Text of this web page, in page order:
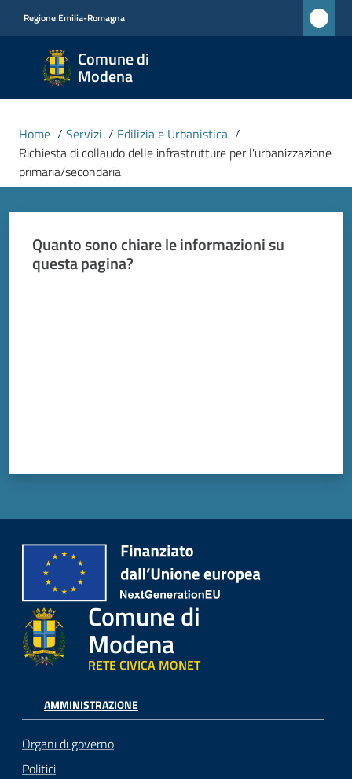
Regione Emilia-Romagna
Comune di
Modena
Comune
di
Modena
CIVICA
MONET
Novità
Argomenti
Seguici
Home / Servizi / Edilizia e Urbanistica /
Richiesta di collaudo delle infrastrutture per l'urbanizzazione
primaria/secondaria
Quanto sono chiare le informazioni su
questa pagina?
Comune di
Modena
RETE CIVICA MONET
AMMINISTRAZIONE
Organi di governo
Politici